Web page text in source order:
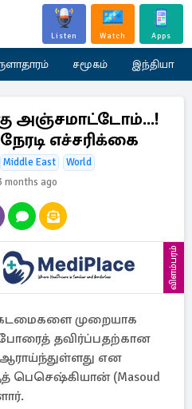
Listen Watch Apps
சமூகம் இந்தியா
அஞ்சமாட்டோம்...!
எச்சரிக்கை
Middle East
World
months ago
விளம்பரம்
முறையாக
போரைத் தவிர்ப்பதற்கான
என
பெசெஷ்கியான் (Masoud